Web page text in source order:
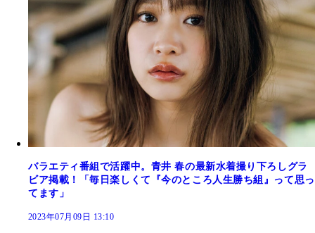
バラエティ番組で活躍中。青井 春の最新水着撮り下ろしグラ
ビア掲載！「毎日楽しくて『今のところ人生勝ち組』って思っ
てます」
2023年07月09日 13:10